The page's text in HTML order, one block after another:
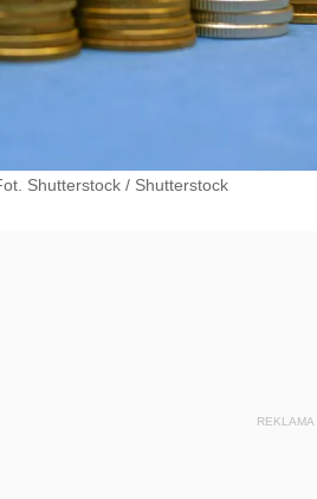
Shutterstock / Shutterstock